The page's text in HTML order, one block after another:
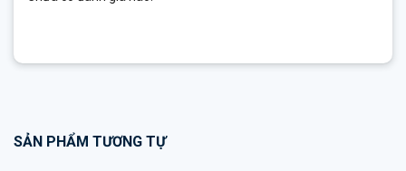
SẢN PHẨM TƯƠNG TỰ